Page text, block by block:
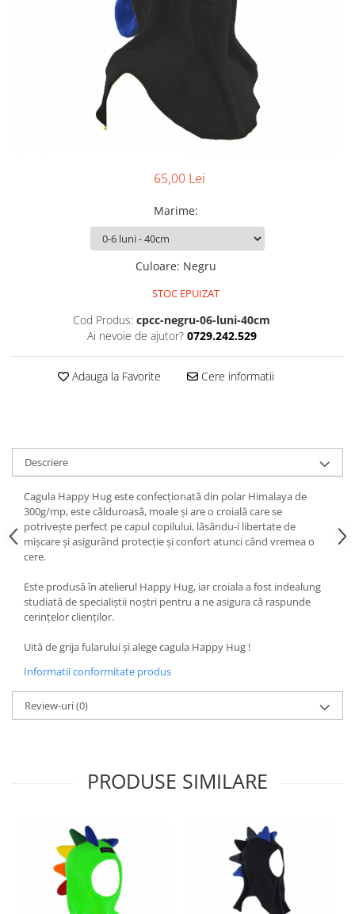
65,00 Lei
Marime:
Culoare: Negru
STOC EPUIZAT
Cod Produs: cpcc-negru-06-luni-40cm
Ai nevoie de ajutor? 0729.242.529
Adauga la Favorite Cere informatii
Descriere
Cagula Happy Hug este confecționată din polar Himalaya de
300g/mp, este călduroasă, moale și are o croială care se
potrivește perfect pe capul copilului, lăsându-i libertate de
mișcare și asigurând protecție și confort atunci când vremea o
cere.
Este produsă în atelierul Happy Hug, iar croiala a fost indealung
studiată de specialiștii noștri pentru a ne asigura că raspunde
cerințelor clienților.
Uită de grija fularului și alege cagula Happy Hug !
Informatii conformitate produs
Review-uri(0)
PRODUSE SIMILARE